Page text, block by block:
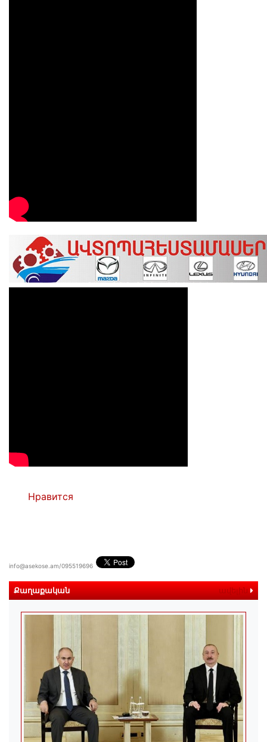
Нравится
info@asekose.am/095519696
Քաղաքական ավելին